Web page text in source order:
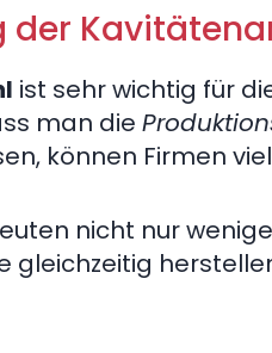
der
ist sehr wichtig für
man die
können Firmen
nicht nur
gleichzeitig